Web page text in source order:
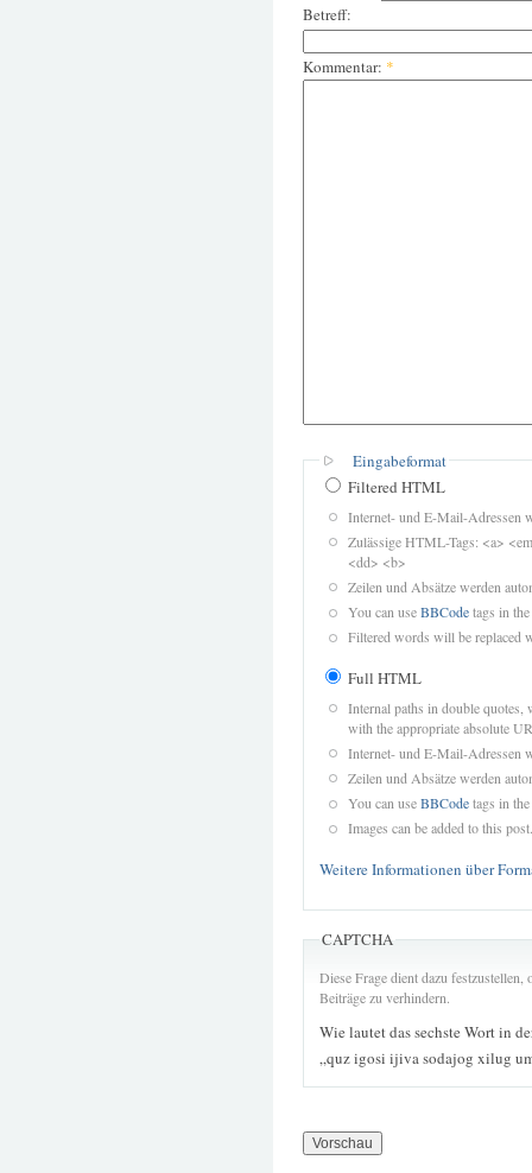
Betreff:
Kommentar: *
Eingabeformat
Filtered HTML
Internet- und E-Mail-Adressen
Zulässige HTML-Tags: <a>
<dd> <b>
Zeilen und Absätze werden
You can useBBCodetags in
Filtered words will be replaced
Full HTML
Internal paths in double quotes,
with the appropriate absolute
Internet- und E-Mail-Adressen
Zeilen und Absätze werden
You can useBBCodetags in
Images can be added to this post.
Weitere Informationen über
CAPTCHA
Diese Frage dient dazu
Beiträge zu verhindern.
Wie lautet das sechste Wort in
„quz igosi ijiva sodajog xilug